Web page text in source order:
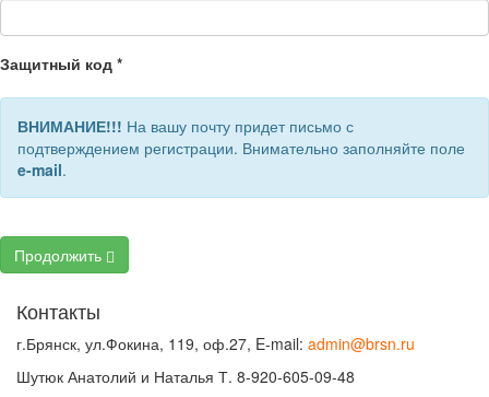
Защитный код *
ВНИМАНИЕ!!! На вашу почту придет письмо с
подтверждением регистрации. Внимательно заполняйте поле
e-mail.
Продолжить
Контакты
г.Брянск, ул.Фокина, 119, оф.27, E-mail: admin@brsn.ru
Шутюк Анатолий и Наталья Т. 8-920-605-09-48